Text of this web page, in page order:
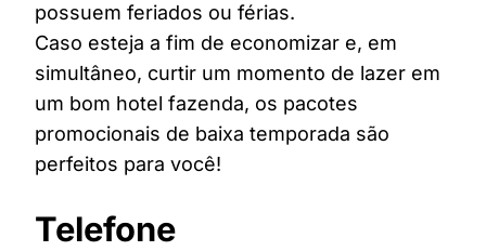
possuem feriados ou férias.
Caso esteja a fim de economizar e, em
simultâneo, curtir um momento de lazer em
um bom hotel fazenda, os pacotes
promocionais de baixa temporada são
perfeitos para você!
Telefone